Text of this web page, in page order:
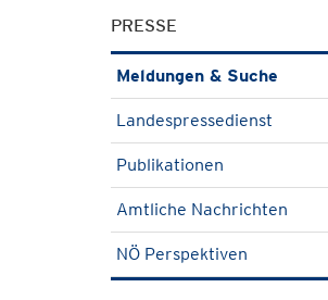
PRESSE
Meldungen & Suche
Landespressedienst
Publikationen
Amtliche Nachrichten
NÖ Perspektiven